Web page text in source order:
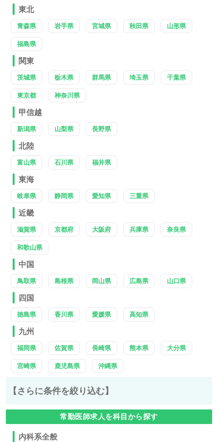
東北
青森県 岩手県 宮城県 秋田県 山形県
福島県
関東
茨城県 栃木県 群馬県 埼玉県 千葉県
東京都 神奈川県
甲信越
新潟県 山梨県 長野県
北陸
富山県 石川県 福井県
東海
岐阜県 静岡県 愛知県 三重県
近畿
滋賀県 京都府 大阪府 兵庫県 奈良県
和歌山県
中国
鳥取県 島根県 岡山県 広島県 山口県
四国
徳島県 香川県 愛媛県 高知県
九州
福岡県 佐賀県 長崎県 熊本県 大分県
宮崎県 鹿児島県 沖縄県
【さらに条件を絞り込む】
常勤医師求人を科目から探す
内科系全般